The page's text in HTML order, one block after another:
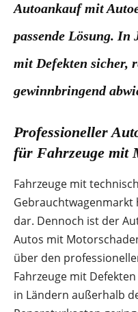
Autoankauf mit
passende Lösung. In
mit Defekten sicher,
gewinnbringend
Professioneller
für Fahrzeuge mit
Fahrzeuge mit
dar. Dennoch ist der
Autos mit
über den
Fahrzeuge mit
in Ländern außerhalb